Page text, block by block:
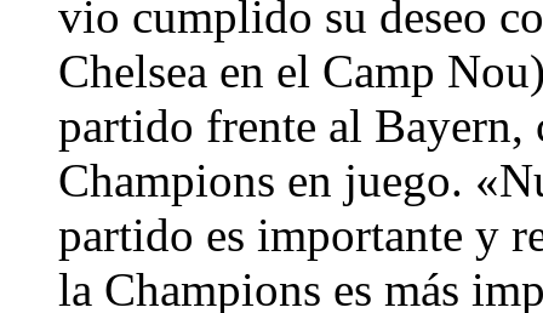
vio cumplido su deseo
Chelsea en el Camp
partido frente al Bayern,
Champions en juego.
partido es importante y
la Champions es más